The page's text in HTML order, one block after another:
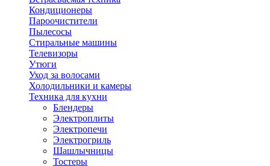
Кондиционеры
Пароочистители
Пылесосы
Стиральные машины
Телевизоры
Утюги
Уход за волосами
Холодильники и камеры
Техника для кухни
Блендеры
Электроплиты
Электропечи
Электрогриль
Шашлычницы
Тостеры